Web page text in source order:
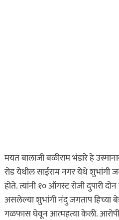
मयत बालाजी बळीराम भंडारे हे
रोड येथील साईराम नगर येथे शुभांगी
होते. त्यांनी १० ऑगस्ट रोजी दुपारी
असलेल्या शुभांगी नंदु जगताप हिच्या
गळफास घेवून आत्महत्या केली. आरोपी